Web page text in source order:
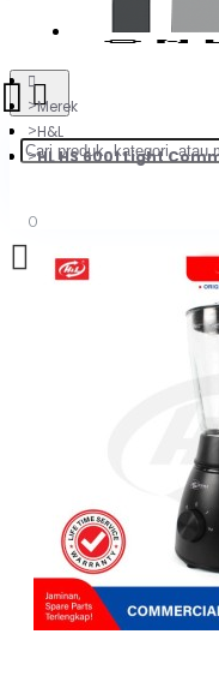
0
Daftar belanja Anda
Merek
H&L
HL HS 6001 Light